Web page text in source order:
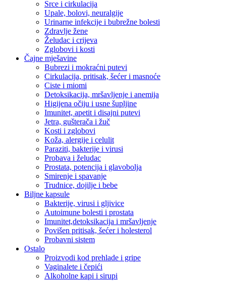
Srce i cirkulacija
Upale, bolovi, neuralgije
Urinarne infekcije i bubrežne bolesti
Zdravlje žene
Želudac i crijeva
Zglobovi i kosti
Čajne mješavine
Bubrezi i mokraćni putevi
Cirkulacija, pritisak, šećer i masnoće
Ciste i miomi
Detoksikacija, mršavljenje i anemija
Higijena očiju i usne šupljine
Imunitet, apetit i disajni putevi
Jetra, gušterača i žuč
Kosti i zglobovi
Koža, alergije i celulit
Paraziti, bakterije i virusi
Probava i želudac
Prostata, potencija i glavobolja
Smirenje i spavanje
Trudnice, dojilje i bebe
Biljne kapsule
Bakterije, virusi i gljivice
Autoimune bolesti i prostata
Imunitet,detoksikacija i mršavljenje
Povišen pritisak, šećer i holesterol
Probavni sistem
Ostalo
Proizvodi kod prehlade i gripe
Vaginalete i čepići
Alkoholne kapi i sirupi